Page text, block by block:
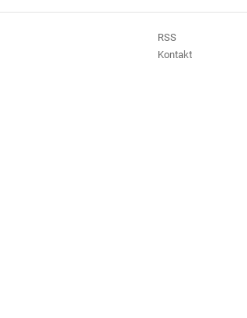
RSS
Kontakt